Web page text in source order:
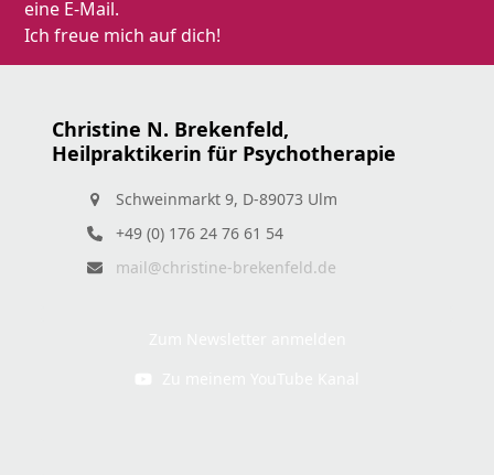
eine E-Mail.
Ich freue mich auf dich!
Christine N. Brekenfeld,
Heilpraktikerin für Psychotherapie
Schweinmarkt 9, D-89073 Ulm
+49 (0) 176 24 76 61 54
mail@christine-brekenfeld.de